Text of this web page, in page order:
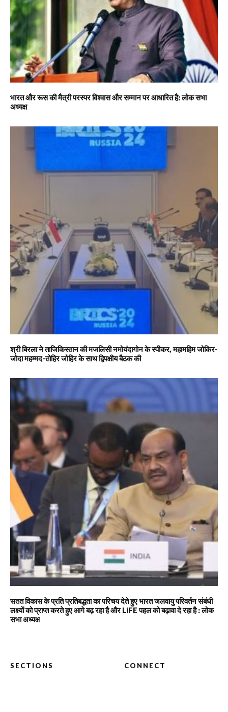
भारत और रूस की मैत्री परस्पर विश्वास और सम्मान पर आधारित है: लोक सभा
अध्यक्ष
श्री बिरला ने ताजिकिस्तान की मजलिसी नमोयंदागोन के स्पीकर, महामहिम जोकिर-
जोदा महम्मद-तोहिर जोहिर के साथ द्विपक्षीय बैठक की
सतत विकास के प्रति प्रतिबद्धता का परिचय देते हुए भारत जलवायु परिवर्तन संबंधी
लक्ष्यों को प्राप्त करते हुए आगे बढ़ रहा है और LiFE पहल को बढ़ावा दे रहा है : लोक
सभा अध्यक्ष
SECTIONS CONNECT